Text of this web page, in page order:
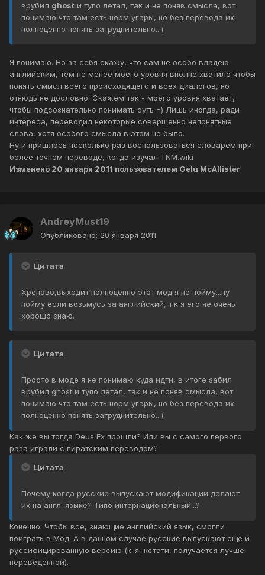
врубил ghost и тупо летал, так и не поняв смысла, вот
понимаю что там есть норм угары, но без перевода их
полноценно понять затруднительно...(
Я понимаю. Но за себя скажу, что сам не особо владею
английским, тем не менее моего уровня вполне хватило чтобы
понять смысл всего происходящего и всех диалогов, но
отнюдь не дословно. Скажем так - моего уровня хватает,
чтобы подсознательно понимать суть =) Лишь иногда, ради
интереса, переводил некоторые совершенно непонятные
слова, хотя особого смысла в этом не было.
Ну и пришлось несколько раз воспользоваться словарем при
более точном переводе, когда изучал TNM.wiki
Изменено 20 января 2011 пользователем Gelu McAllister
AndreyMust19
Опубликовано: 20 января 2011
Цитата
Хреново,выходит полноценно этот мод я не пойму...ну
пойму если возьмусь за английский, т.к я его не очень
хорошо знаю.
Цитата
Просто в моде я не понимаю куда идти, в итоге забил
врубил ghost и тупо летал, так и не поняв смысла, вот
понимаю что там есть норм угары, но без перевода их
полноценно понять затруднительно...(
Как же вы тогда Deus Ex прошли? Или вы с самого первого
раза играли с пиратским переводом?
Цитата
Почему когда русские выпускают модификации делают
их на англ. языке? Типо интернациональный...?
Конечно. Чтобы все, знающие английский язык, смогли
поиграть в Мод. А в данном случае русские выпускают еще и
руссифицированную версию (к-я, кстати, получается лучше
переведенной).